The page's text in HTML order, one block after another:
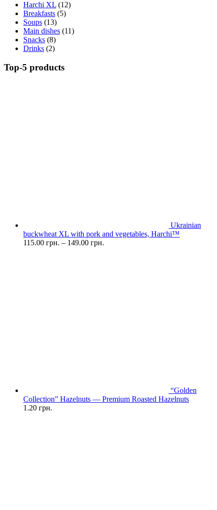
Harchi XL (12)
Breakfasts (5)
Soups (13)
Main dishes (11)
Snacks (8)
Drinks (2)
Top-5 products
Ukrainian
buckwheat XL with pork and vegetables, Harchi™
115.00 грн. – 149.00 грн.
“Golden
Collection” Hazelnuts — Premium Roasted Hazelnuts
1.20 грн.